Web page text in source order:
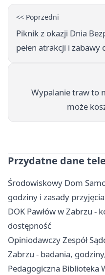
<< Poprzedni
Piknik z okazji Dnia
pełen atrakcji i zabawy
Wypalanie traw to
może
Przydatne dane
Środowiskowy Dom
godziny i zasady przyjęcia
DOK Pawłów w Zabrzu -
dostępność
Opiniodawczy Zespół
Zabrzu - badania,
Pedagogiczna Biblioteka